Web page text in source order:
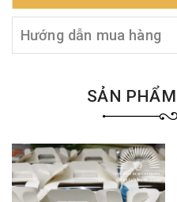
Hướng dẫn mua hàng
SẢN